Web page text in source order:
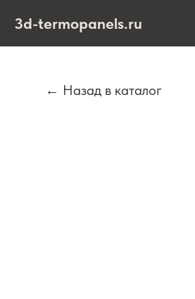
3d-termopanels.ru
← Назад в каталог